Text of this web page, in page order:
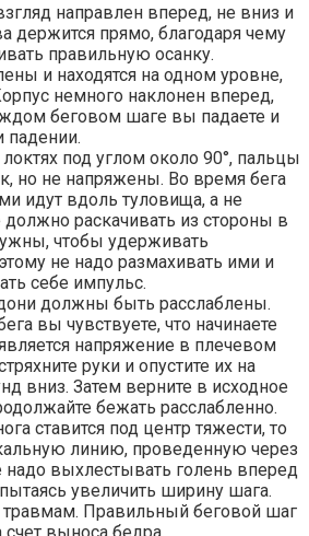
направлен вперед, не вниз и
держится прямо, благодаря чему
правильную осанку.
и находятся на одном уровне,
немного наклонен вперед,
беговом шаге вы падаете и
падении.
под углом около 90°, пальцы
но не напряжены. Во время бега
идут вдоль туловища, а не
должно раскачивать из стороны в
чтобы удерживать
не надо размахивать ими и
себе импульс.
должны быть расслаблены.
вы чувствуете, что начинаете
напряжение в плечевом
руки и опустите их на
вниз. Затем верните в исходное
бежать расслабленно.
ставится под центр тяжести, то
линию, проведенную через
надо выхлестывать голень вперед
увеличить ширину шага.
травмам. Правильный беговой шаг
выноса бедра.